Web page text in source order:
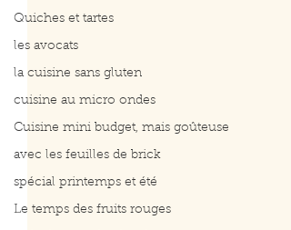
Quiches et tartes
les avocats
la cuisine sans gluten
cuisine au micro ondes
Cuisine mini budget, mais goûteuse
avec les feuilles de brick
spécial printemps et été
Le temps des fruits rouges